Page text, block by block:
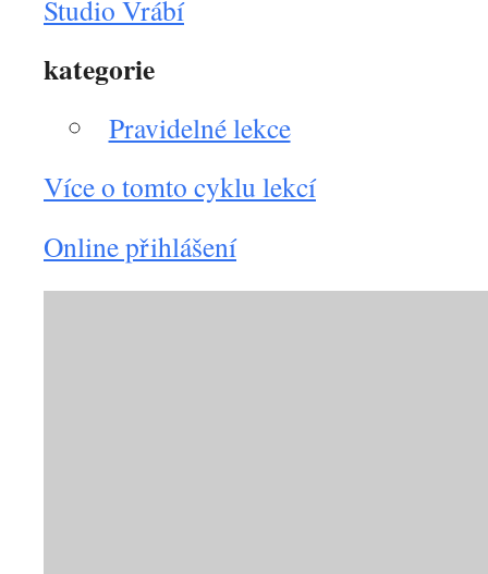
Studio Vrábí
kategorie
Pravidelné lekce
Více o tomto cyklu lekcí
Online přihlášení